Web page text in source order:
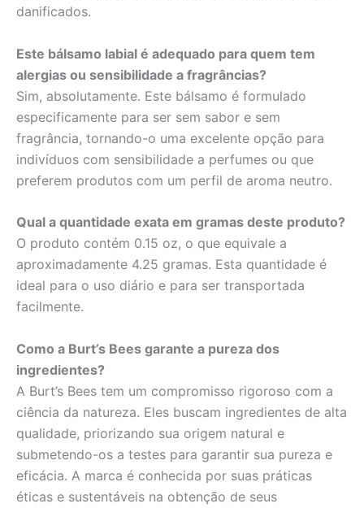
danificados.
Este bálsamo labial é adequado para quem tem
alergias ou sensibilidade a fragrâncias?
Sim, absolutamente. Este bálsamo é formulado
especificamente para ser sem sabor e sem
fragrância, tornando-o uma excelente opção para
indivíduos com sensibilidade a perfumes ou que
preferem produtos com um perfil de aroma neutro.
Qual a quantidade exata em gramas deste produto?
O produto contém 0.15 oz, o que equivale a
aproximadamente 4.25 gramas. Esta quantidade é
ideal para o uso diário e para ser transportada
facilmente.
Como a Burt’s Bees garante a pureza dos
ingredientes?
A Burt’s Bees tem um compromisso rigoroso com a
ciência da natureza. Eles buscam ingredientes de alta
qualidade, priorizando sua origem natural e
submetendo-os a testes para garantir sua pureza e
eficácia. A marca é conhecida por suas práticas
éticas e sustentáveis na obtenção de seus